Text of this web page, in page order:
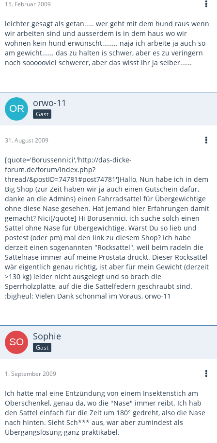
15. Februar 2009
leichter gesagt als getan..... wer geht mit dem hund raus wenn
wir arbeiten sind und ausserdem is in dem haus wo wir
wohnen kein hund erwünscht........ naja ich arbeite ja auch so
am gewicht...... das zu halten is schwer, aber es zu veringern
noch soooooviel schwerer, aber das wisst ihr ja selber......
orwo-11
Gast
31. August 2009
[quote='Borussennici','http://das-dicke-
forum.de/forum/index.php?
thread/&postID=74781#post74781']Hallo, Nun habe ich in dem
Big Shop (zur Zeit haben wir ja auch einen Gutschein dafür,
danke an die Admins) einen Fahrradsattel für Übergewichtige
ohne diese Nase gesehen. Hat jemand hier Erfahrungen damit
gemacht? Nici[/quote] Hi Borusennici, ich suche solch einen
Sattel ohne Nase für Übergewichtige. Wärst Du so lieb und
postest (oder pm) mal den link zu diesem Shop? Ich habe
derzeit einen sogenannten "Rocksattel", weil beim radeln die
Sattelnase immer auf meine Prostata drückt. Dieser Rocksattel
wär eigentlich genau richtig, ist aber für mein Gewicht (derzeit
>130 kg) leider nicht ausgelegt und so brach die
Sperrholzplatte, auf die die Sattelfedern geschraubt sind.
:bigheul: Vielen Dank schonmal im Voraus, orwo-11
Sophie
Gast
1. September 2009
Ich hatte mal eine Entzündung von einem Insektenstich am
Oberschenkel, genau da, wo die "Nase" immer reibt. Ich hab
den Sattel einfach für die Zeit um 180° gedreht, also die Nase
nach hinten. Sieht Sch*** aus, war aber zumindest als
Übergangslösung ganz praktikabel.